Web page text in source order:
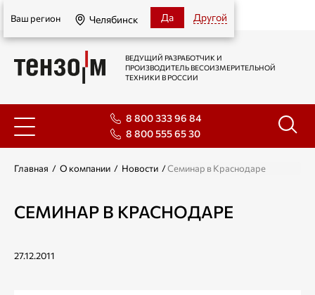
Челябинск
Ваш регион Челябинск Да Другой
ВЕДУЩИЙ РАЗРАБОТЧИК И
ПРОИЗВОДИТЕЛЬ ВЕСОИЗМЕРИТЕЛЬНОЙ
ТЕХНИКИ В РОССИИ
8 800 333 96 84
8 800 555 65 30
Главная / О компании / Новости /Семинар в Краснодаре
СЕМИНАР В КРАСНОДАРЕ
27.12.2011